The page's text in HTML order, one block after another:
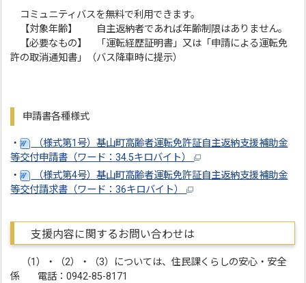
コミュニティバスを無料で利用できます。
【対象年齢】 自主返納者であれば年齢制限はありません。
【必要なもの】 「運転経歴証明書」又は「申請による運転免
許の取消通知書」（バス降車時に提示）
申請書各種様式
・
（様式第1号）基山町高齢者運転免許証自主返納支援補助金
等交付申請書（ワード：34.5キロバイト）
・
（様式第4号）基山町高齢者運転免許証自主返納支援補助金
等交付請求書（ワード：36キロバイト）
支援内容に関するお問い合わせは
（1）・（2）・（3）については、住民課くらしの安心・安全
係 電話：0942-85-8171